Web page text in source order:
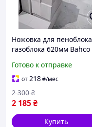
Ножовка для пеноблока
газоблока 620мм Bahco
Готово к отправке
от218₴/мес
2 185₴
2 300 ₴
Купить